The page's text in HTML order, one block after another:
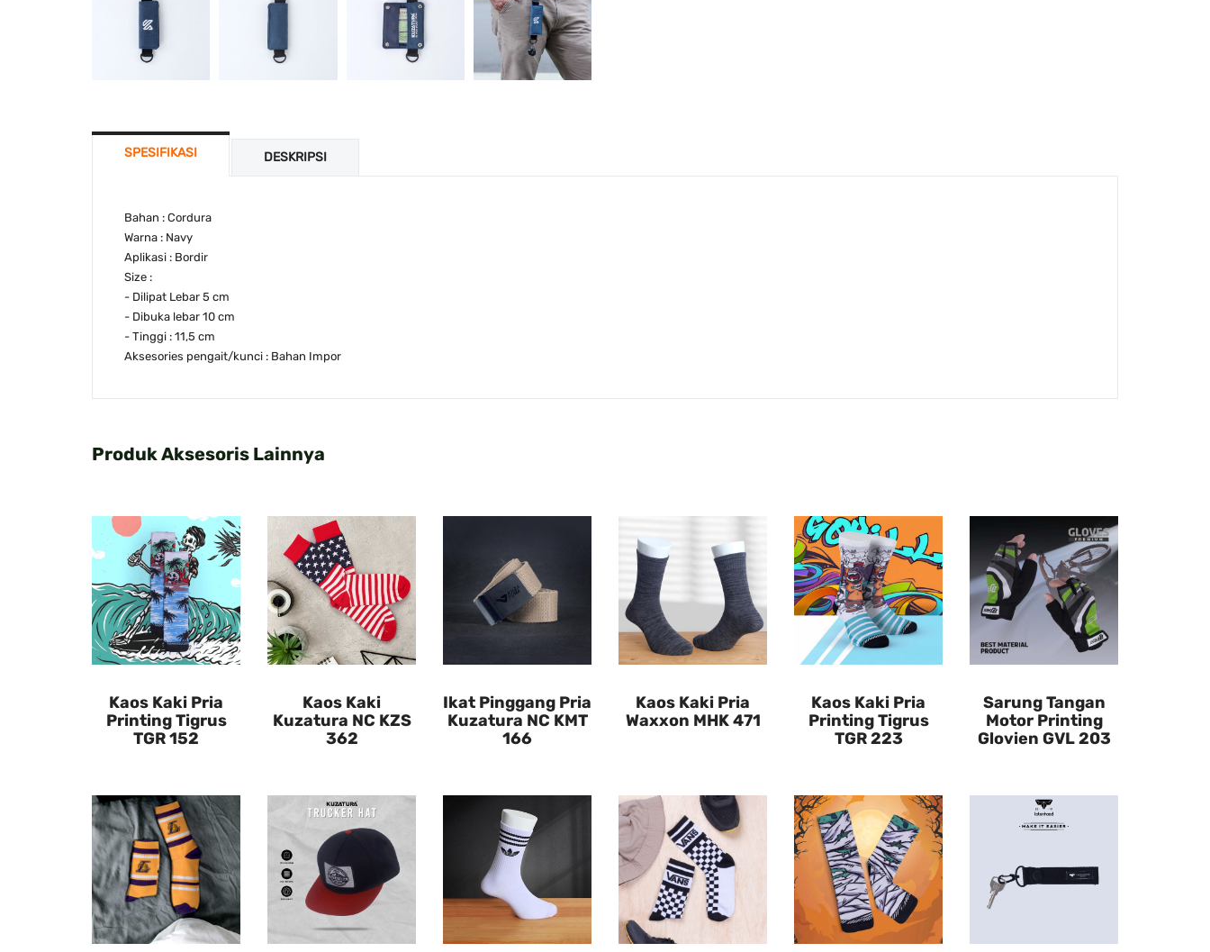
SPESIFIKASI DESKRIPSI
Bahan : Cordura
Warna : Navy
Aplikasi : Bordir
Size :
- Dilipat Lebar 5 cm
- Dibuka lebar 10 cm
- Tinggi : 11,5 cm
Aksesories pengait/kunci : Bahan Impor
Produk Aksesoris Lainnya
Kaos Kaki Pria
Printing Tigrus
TGR 152
Kaos Kaki
Kuzatura NC KZS
362
Ikat Pinggang Pria
Kuzatura NC KMT
166
Kaos Kaki Pria
Waxxon MHK 471
Kaos Kaki Pria
Printing Tigrus
TGR 223
Sarung Tangan
Motor Printing
Glovien GVL 203